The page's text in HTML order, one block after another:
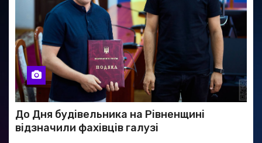
До Дня будівельника на Рівненщині
відзначили фахівців галузі